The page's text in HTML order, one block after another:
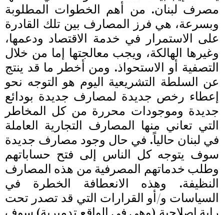
مصرف لبنان. من أهم الخطوات المطلوبة
وبسرعة، هي فرز المصارف بين تلك القادرة
على الاستمرار في خدمة الاقتصاد ودعمها،
وغيرها الهالكة، ويجب معالجتها إما من خلال
التصفية أو الاستحواذ. ومن أخطر ما قد ينتج
عن السلطة التشريعية اليوم هو التوجه نحو
إعطاء رخص جديدة لمصارف جديدة بودائع
جديدة وموجودات محررة من كل المخاطر
التي تعاني منها المصارف التجارية العاملة
في لبنان حالياً. في حال وجود مصارف جديدة
سوف يتوجه كل الناس إلى فتح حساباتهم
وطلب خدماتهم المصرفية من هذه المصارف
النظيفة. وهذه الانعطافة الخطرة في
السياسات و/أو القرارات التي قد تصدر تحت